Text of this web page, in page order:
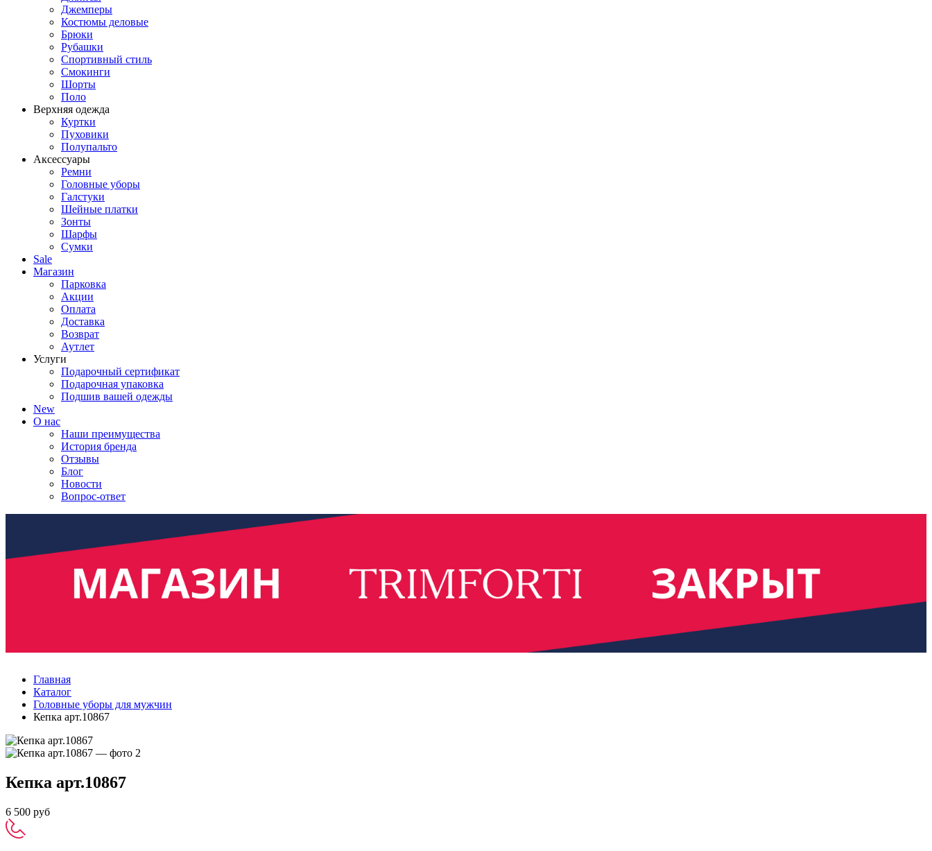
Джемперы
Костюмы деловые
Брюки
Рубашки
Спортивный стиль
Смокинги
Шорты
Поло
Верхняя одежда
Куртки
Пуховики
Полупальто
Аксессуары
Ремни
Головные уборы
Галстуки
Шейные платки
Зонты
Шарфы
Сумки
Sale
Магазин
Парковка
Акции
Оплата
Доставка
Возврат
Аутлет
Услуги
Подарочный сертификат
Подарочная упаковка
Подшив вашей одежды
New
О нас
Наши преимущества
История бренда
Отзывы
Блог
Новости
Вопрос-ответ
Главная
Каталог
Головные уборы для мужчин
Кепка арт.10867
Кепка арт.10867
6 500 руб